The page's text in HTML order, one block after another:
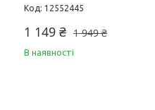
12552445
1 949 ₴
1 149 ₴
В наявності